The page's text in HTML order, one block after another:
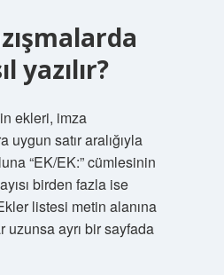
yazılır?
ekleri, imza
uygun satır aralığıyla
“EK/EK:” cümlesinin
birden fazla ise
listesi metin alanına
uzunsa ayrı bir sayfada